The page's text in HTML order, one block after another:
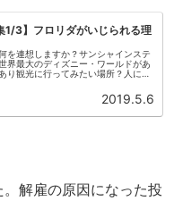
1/3】フロリダがいじられる理
を連想しますか？サンシャインステ
最大のディズニー・ワールドがあ
観光に行ってみたい場所？人によ
2019.5.6
解雇の原因になった投